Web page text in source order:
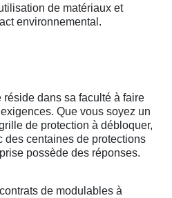
de matériaux et
environnemental.
dans sa faculté à faire
Que vous soyez un
de protection à débloquer,
des centaines de protections
possède des réponses.
de modulables à